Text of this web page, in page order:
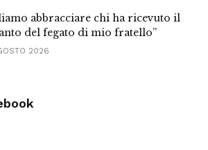
abbracciare chi ha ricevuto il
del fegato di mio fratello”
2026